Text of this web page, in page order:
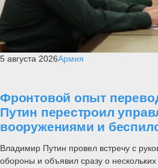
5 августа 2026Армия
Фронтовой опыт
Путин перестроил
вооружениями и
Владимир Путин провел встречу с
обороны и объявил сразу о